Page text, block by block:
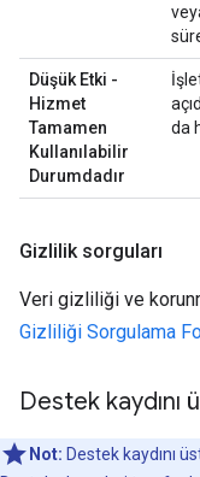
Düşük Etki -
Hizmet
Tamamen
Kullanılabilir
Durumdadır
da
Gizlilik sorguları
Veri gizliliği ve
Gizliliği Sorgulama
Destek
Not: Destek kaydını